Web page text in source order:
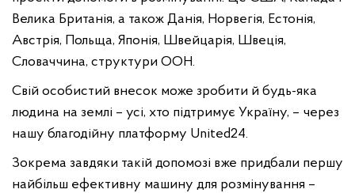
Велика Британія, а також Данія, Норвегія, Естонія,
Австрія, Польща, Японія, Швейцарія, Швеція,
Словаччина, структури ООН.
Свій особистий внесок може зробити й будь-яка
людина на землі – усі, хто підтримує Україну, – через
нашу благодійну платформу United24.
Зокрема завдяки такій допомозі вже придбали першу
найбільш ефективну машину для розмінування –